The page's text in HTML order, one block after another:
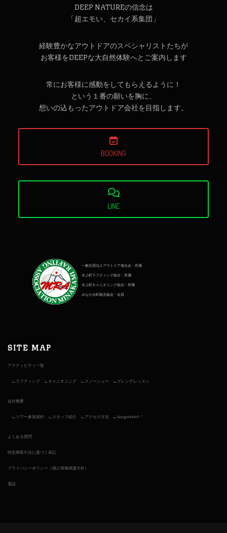
DEEP NATUREの信念は
「超エモい、セカイ系集団」
経験豊かなアウトドアのスペシャリストたちが
お客様をDEEPな大自然体験へとご案内します
常にお客様に感動をしてもらえるように！
という１番の願いを胸に、
想いの込もったアウトドア会社を目指します。
BOOKING
LINE
一般社団法人アウトドア連合会・所属
水上町ラフティング組合・所属
水上町キャニオニング組合・所属
みなかみ町観光協会・会員
SITE MAP
アクティビティ一覧
ラフティング キャニオニング スノーシュー ゲレンデレッスン
会社概要
ツアー参加規約 スタッフ紹介 アクセス方法 GoogleMAP↗︎
よくある質問
特定商取引法に基づく表記
プライバシーポリシー（個人情報保護方針）
電話